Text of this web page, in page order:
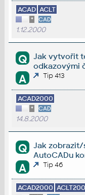
ACAD ACLT
* CAD
1.12.2000
Q
Jak vytvořit
odkazovými
A Tip 413
ACAD2000
* CAD
14.8.2000
Q
Jak zobrazit/
AutoCADu
A Tip 46
ACAD2000